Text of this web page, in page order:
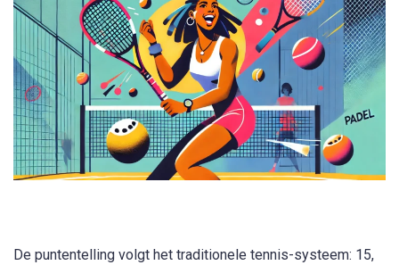
De puntentelling volgt het traditionele tennis-systeem: 15,